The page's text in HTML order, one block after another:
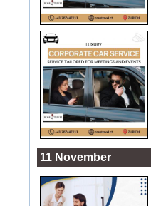
11 November